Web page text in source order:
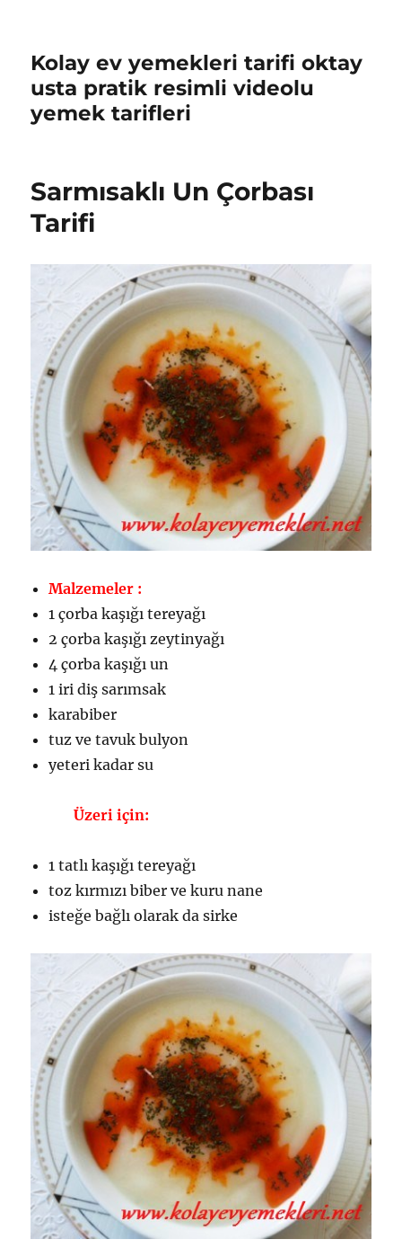
Kolay ev yemekleri tarifi oktay
usta pratik resimli videolu
yemek tarifleri
Sarmısaklı Un Çorbası
Tarifi
Malzemeler :
1 çorba kaşığı tereyağı
2 çorba kaşığı zeytinyağı
4 çorba kaşığı un
1 iri diş sarımsak
karabiber
tuz ve tavuk bulyon
yeteri kadar su
Üzeri için:
1 tatlı kaşığı tereyağı
toz kırmızı biber ve kuru nane
isteğe bağlı olarak da sirke